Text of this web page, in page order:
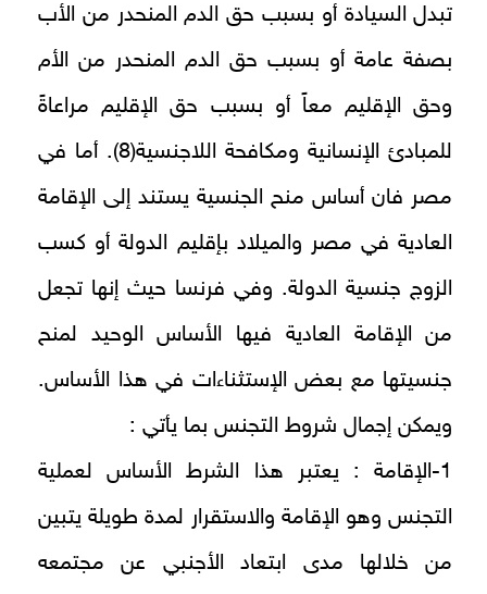
تبدل السيادة أو بسبب حق الدم المنحدر من الأب
بصفة عامة أو بسبب حق الدم المنحدر من الأم
وحق الإقليم معاً أو بسبب حق الإقليم مراعاةً
للمبادئ الإنسانية ومكافحة اللاجنسية(8). أما في
مصر فان أساس منح الجنسية يستند إلى الإقامة
العادية في مصر والميلاد بإقليم الدولة أو كسب
الزوج جنسية الدولة. وفي فرنسا حيث إنها تجعل
من الإقامة العادية فيها الأساس الوحيد لمنح
جنسيتها مع بعض الإستثناءات في هذا الأساس.
ويمكن إجمال شروط التجنس بما يأتي :
1-الإقامة : يعتبر هذا الشرط الأساس لعملية
التجنس وهو الإقامة والاستقرار لمدة طويلة يتبين
من خلالها مدى ابتعاد الأجنبي عن مجتمعه